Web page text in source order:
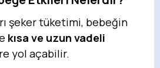
şeker tüketimi, bebeğin
kısa ve uzun vadeli
yol açabilir.